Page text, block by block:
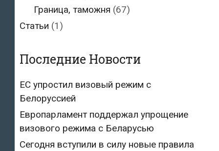
Граница, таможня (67)
Статьи (1)
Последние Новости
ЕС упростил визовый режим с
Белоруссией
Европарламент поддержал упрощение
визового режима с Беларусью
Сегодня вступили в силу новые правила